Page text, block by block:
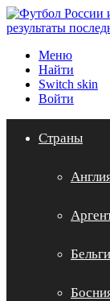
Меню
Найти
Switch skin
Войти
Страны